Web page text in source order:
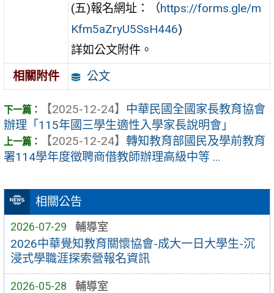
相關公告
2026-07-29 輔導室
2026中華覺知教育關懷協會-成大一日大學生-沉
浸式學職涯探索營報名資訊
2026-05-28 輔導室
(五)報名網址：（https://forms.gle/m
Kfm5aZryU5SsH446)
詳如公文附件。
相關附件
公文
【2025-12-24】 中華民國全國家長教育協會
辦理「115年國三學生適性入學家長說明會」
【2025-12-24】 轉知教育部國民及學前教育
署114學年度徵聘商借教師辦理高級中等 ...